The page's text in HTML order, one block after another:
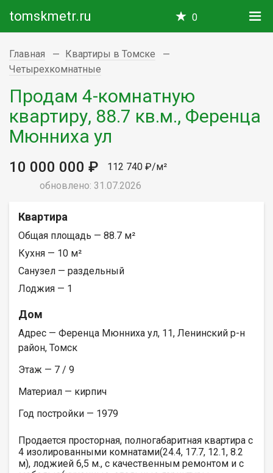
tomskmetr.ru 0
Главная
Квартиры в Томске
Четырехкомнатные
Продам 4-комнатную
квартиру, 88.7 кв.м., Ференца
Мюнниха ул
10 000 000 ₽
112 740 ₽/м²
обновлено: 31.07.2026
Квартира
Общая площадь — 88.7 м²
Кухня — 10 м²
Санузел — раздельный
Лоджия — 1
Дом
Адрес — Ференца Мюнниха ул, 11, Ленинский р-н
район, Томск
Этаж — 7 / 9
Материал — кирпич
Год постройки — 1979
Продается просторная, полногабаритная квартира с
4 изолированными комнатами(24.4, 17.7, 12.1, 8.2
м), лоджией 6,5 м., с качественным ремонтом и с